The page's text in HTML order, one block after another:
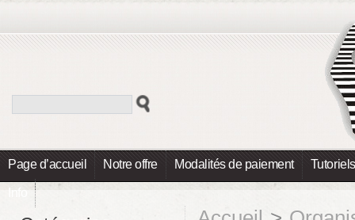
Page d’accueil Notre offre Modalités de paiement Tutoriels
Info